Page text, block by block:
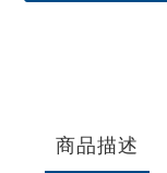
商品描述